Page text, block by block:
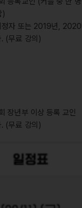
)
자 또는 2019년, 2020
(무료 강의)
장년부 이상 등록 교인
(무료 강의)